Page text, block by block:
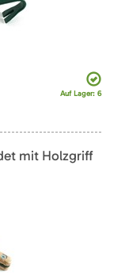
Auf Lager: 6
mit Holzgriff